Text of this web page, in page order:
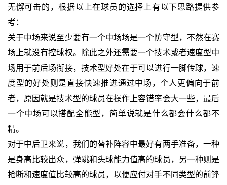
无懈可击的，根据以上在球员的选择上有以下思路提供参
考：
关于中场来说至少要有一个中场场是一个防守型，不然在赛
场上就没有控球权。除此之外还需要一个技术或者速度型中
场用于前后场衔接，技术型好处在于可以进行一脚传球，速
度型的好处则是直接快速推进通过中场，个人更偏向于前
者，原因就是技术型的球员在操作上容错率会大一些，最后
一个中场可以搭配全能型，简单说就是什么都会什么都不
精。
对于中后卫来说，我们的替补阵容中最好有两手准备，一种
是身高比较出众，弹跳和头球能力值高的球员，另一种则是
抢断和速度值比较高的球员，以便应付对手不同类型的前锋